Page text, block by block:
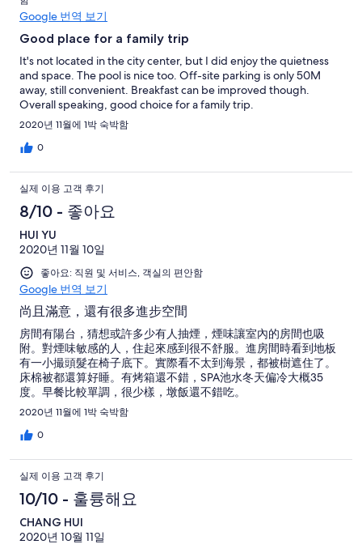
Google 번역 보기
Good place for a family trip
It's not located in the city center, but I did enjoy the quietness
and space. The pool is nice too. Off-site parking is only 50M
away, still convenient. Breakfast can be improved though.
Overall speaking, good choice for a family trip.
2020년 11월에 1박 숙박함
0
실제 이용 고객 후기
8/10 - 좋아요
HUI YU
2020년 11월 10일
좋아요: 직원 및 서비스, 객실의 편안함
Google 번역 보기
尚且滿意，還有很多進步空間
房間有陽台，猜想或許多少有人抽煙，煙味讓室內的房間也吸
附。對煙味敏感的人，住起來感到很不舒服。進房間時看到地板
有一小撮頭髮在椅子底下。實際看不太到海景，都被樹遮住了。
床棉被都還算好睡。有烤箱還不錯，SPA池水冬天偏冷大概35
度。早餐比較單調，很少樣，墩飯還不錯吃。
2020년 11월에 1박 숙박함
0
실제 이용 고객 후기
10/10 - 훌륭해요
CHANG HUI
2020년 10월 11일